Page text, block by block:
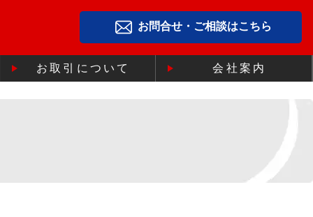
お問合せ・ご相談はこちら
お取引について 会社案内